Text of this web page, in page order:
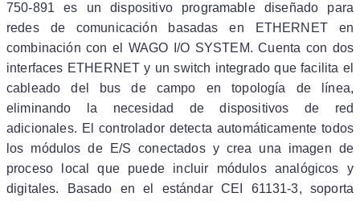
750-891 es un dispositivo programable diseñado para
redes de comunicación basadas en ETHERNET en
combinación con el WAGO I/O SYSTEM. Cuenta con dos
interfaces ETHERNET y un switch integrado que facilita el
cableado del bus de campo en topología de línea,
eliminando la necesidad de dispositivos de red
adicionales. El controlador detecta automáticamente todos
los módulos de E/S conectados y crea una imagen de
proceso local que puede incluir módulos analógicos y
digitales. Basado en el estándar CEI 61131-3, soporta